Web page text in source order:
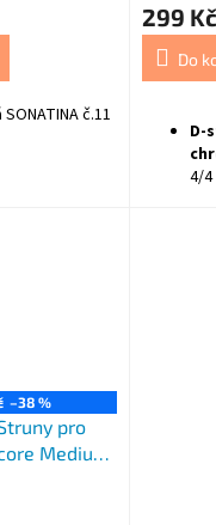
č.11
299 Kč
Do
D-
4/4
–38 %
pro
Medium